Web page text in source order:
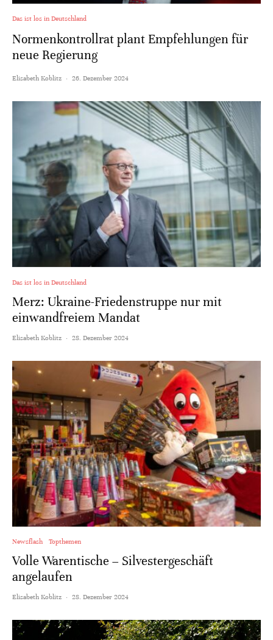
Das ist los in Deutschland
Normenkontrollrat plant Empfehlungen für
neue Regierung
Elisabeth Koblitz · 26. Dezember 2024
Das ist los in Deutschland
Merz: Ukraine-Friedenstruppe nur mit
einwandfreiem Mandat
Elisabeth Koblitz · 28. Dezember 2024
Newsflash Topthemen
Volle Warentische – Silvestergeschäft
angelaufen
Elisabeth Koblitz · 28. Dezember 2024